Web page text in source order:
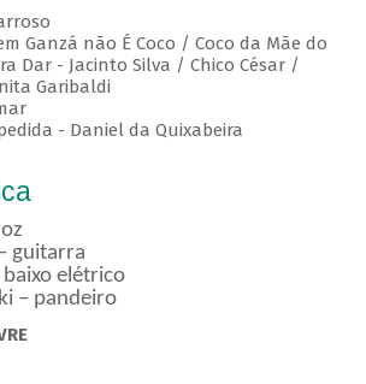
Ganzá não É Coco / Coco da Mãe do
Dar - Jacinto Silva / Chico César /
Garibaldi
- Daniel da Quixabeira
guitarra
elétrico
– pandeiro